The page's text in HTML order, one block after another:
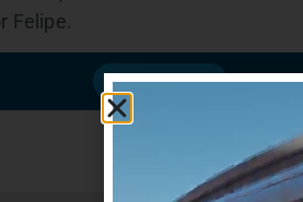
Felipe.
Suscribirme